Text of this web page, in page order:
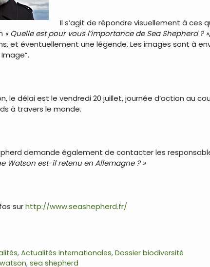
Il s’agit de répondre visuellement à ces
« Quelle est pour vous l’importance de Sea Shepherd ? »
et éventuellement une légende. Les images sont à
le délai est le vendredi 20 juillet, journée d’action au
à travers le monde.
demande également de contacter les
Watson est-il retenu en Allemagne ? »
surhttp://www.seashepherd.fr/
,Actualités internationales,Dossier biodiversité
,sea shepherd